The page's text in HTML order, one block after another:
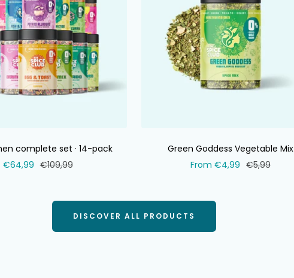
complete set · 14-pack
Selling
€64,99 Normal
€109,99
Green Goddess Vegetable Mix
Selling
From €4,99 Normal
€5,99
DISCOVER ALL PRODUCTS